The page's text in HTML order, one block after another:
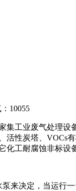
：10055
工业废气处理设
活性炭塔、VOCs
化工耐腐蚀非标设
泵来决定，当运行